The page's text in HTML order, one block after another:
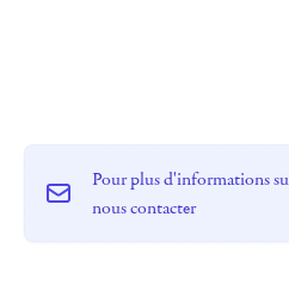
Pour plus d'informations
nous contacter